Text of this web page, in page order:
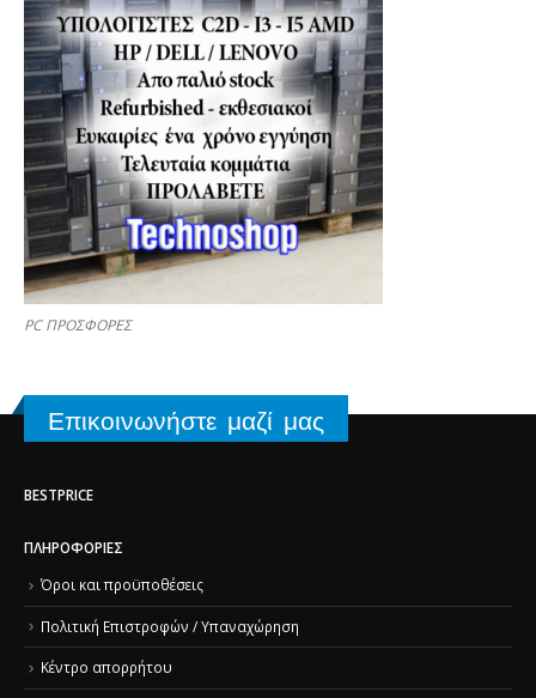
PC ΠΡΟΣΦΟΡΕΣ
Επικοινωνήστε μαζί μας
BESTPRICE
ΠΛΗΡΟΦΟΡΊΕΣ
Όροι και προϋποθέσεις
Πολιτική Επιστροφών / Υπαναχώρηση
Κέντρο απορρήτου